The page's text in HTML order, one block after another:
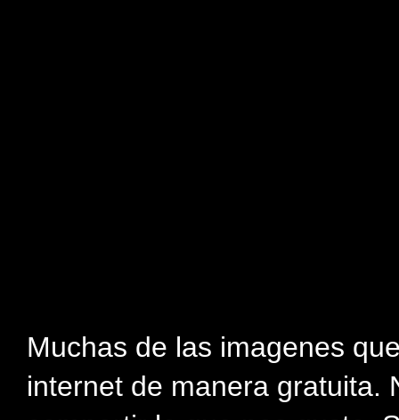
Muchas de las imagenes
internet de manera gratuita.